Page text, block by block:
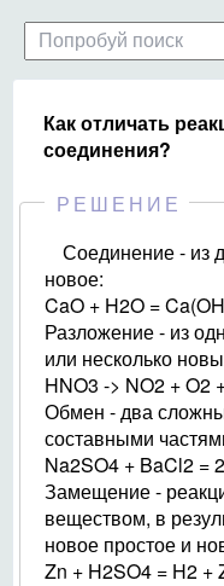
Как отличать
соединения?
РЕШЕНИЕ
Соединение - из
новое:
CaO + H2O =
Разложение - из
или несколько
HNO3 -> NO2 + O2
Обмен - два
составными
Na2SO4 + BaCl2 =
Замещение -
веществом, в
новое простое и
Zn + H2SO4 = H2 +